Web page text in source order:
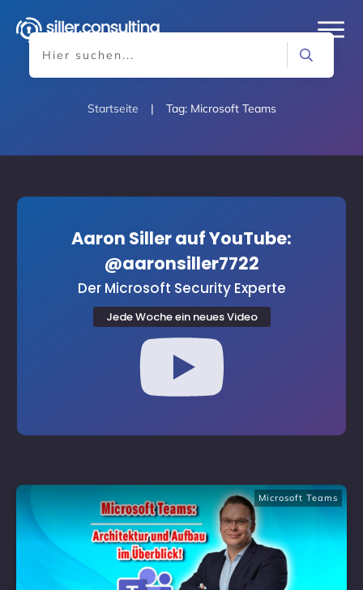
Startseite | Tag: Microsoft Teams
Aaron Siller auf YouTube:
@aaronsiller7722
Der Microsoft Security Experte
Jede Woche ein neues Video
Microsoft Teams